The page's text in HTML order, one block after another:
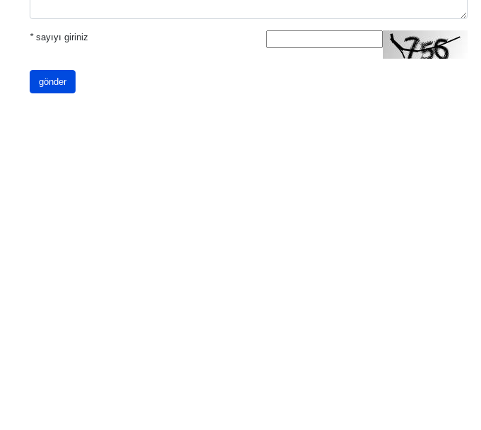
*sayıyı giriniz
gönder